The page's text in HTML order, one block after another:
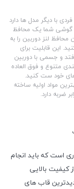
با دیگر مدل ها دارد
گوشی شما یک محافظ
محافظ لنز دوربین را به
این قابلیت برای
و جسمی با دوربین
متنوع و فوق العاده
خود ست کنید.
مواد اولیه ساخته
ضربه دارد.
است که باید انجام
کیفیت بالایی
قاب های